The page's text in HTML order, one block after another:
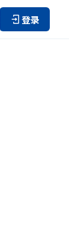
登录